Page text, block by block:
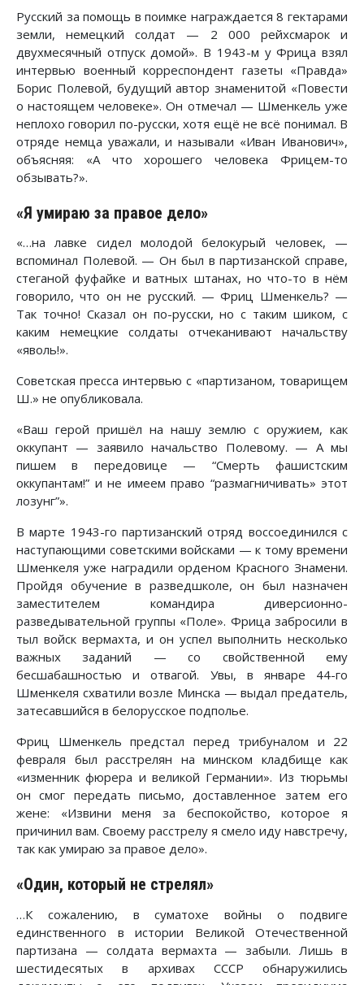
Русский за помощь в поимке награждается 8 гектарами
земли, немецкий солдат — 2 000 рейхсмарок и
двухмесячный отпуск домой». В 1943-м у Фрица взял
интервью военный корреспондент газеты «Правда»
Борис Полевой, будущий автор знаменитой «Повести
о настоящем человеке». Он отмечал — Шменкель уже
неплохо говорил по-русски, хотя ещё не всё понимал. В
отряде немца уважали, и называли «Иван Иванович»,
объясняя: «А что хорошего человека Фрицем-то
обзывать?».
«Я умираю за правое дело»
«…на лавке сидел молодой белокурый человек, —
вспоминал Полевой. — Он был в партизанской справе,
стеганой фуфайке и ватных штанах, но что-то в нём
говорило, что он не русский. — Фриц Шменкель? —
Так точно! Сказал он по-русски, но с таким шиком, с
каким немецкие солдаты отчеканивают начальству
«яволь!».
Советская пресса интервью с «партизаном, товарищем
Ш.» не опубликовала.
«Ваш герой пришёл на нашу землю с оружием, как
оккупант — заявило начальство Полевому. — А мы
пишем в передовице — “Смерть фашистским
оккупантам!” и не имеем право “размагничивать» этот
лозунг”».
В марте 1943-го партизанский отряд воссоединился с
наступающими советскими войсками — к тому времени
Шменкеля уже наградили орденом Красного Знамени.
Пройдя обучение в разведшколе, он был назначен
заместителем командира диверсионно-
разведывательной группы «Поле». Фрица забросили в
тыл войск вермахта, и он успел выполнить несколько
важных заданий — со свойственной ему
бесшабашностью и отвагой. Увы, в январе 44-го
Шменкеля схватили возле Минска — выдал предатель,
затесавшийся в белорусское подполье.
Фриц Шменкель предстал перед трибуналом и 22
февраля был расстрелян на минском кладбище как
«изменник фюрера и великой Германии». Из тюрьмы
он смог передать письмо, доставленное затем его
жене: «Извини меня за беспокойство, которое я
причинил вам. Своему расстрелу я смело иду навстречу,
так как умираю за правое дело».
«Один, который не стрелял»
…К сожалению, в суматохе войны о подвиге
единственного в истории Великой Отечественной
партизана — солдата вермахта — забыли. Лишь в
шестидесятых в архивах СССР обнаружились